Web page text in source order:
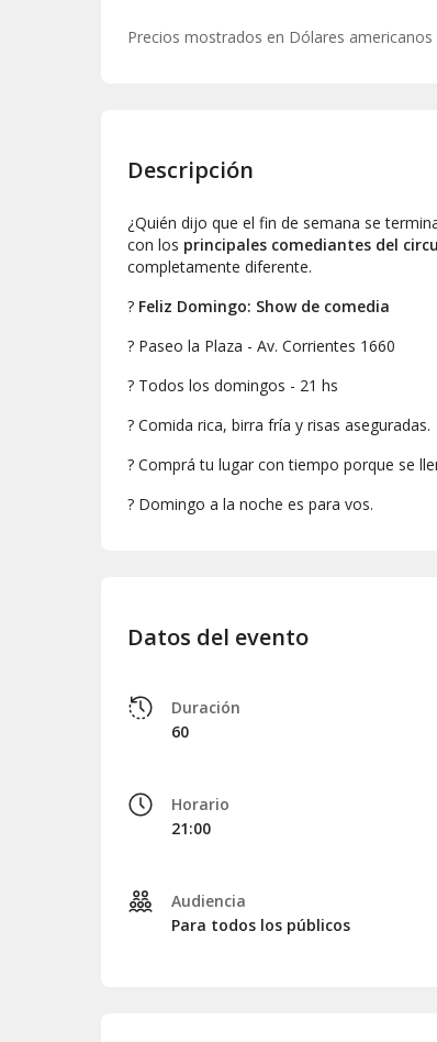
Precios mostrados en Dólares americanos
Descripción
¿Quién dijo que el fin de semana se
con los principales comediantes del
completamente diferente.
? Feliz Domingo: Show de comedia
? Paseo la Plaza - Av. Corrientes 1660
? Todos los domingos - 21 hs
? Comida rica, birra fría y risas aseguradas.
? Comprá tu lugar con tiempo porque se
? Domingo a la noche es para vos.
Datos del evento
Duración
60
Horario
21:00
Audiencia
Para todos los públicos